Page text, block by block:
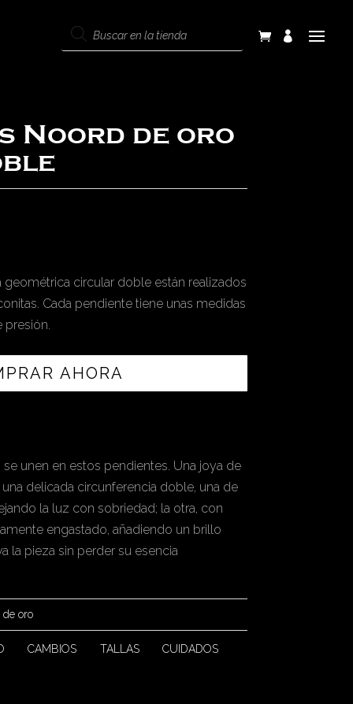
search
Noord de oro
circular doble están realizados
Cada pendiente tiene unas medidas
presión.
AHORA
unen en estos pendientes. Una joya de
delicada circunferencia doble, una de
la luz con sobriedad; la otra, con
engastado, añadiendo un brillo
la pieza sin perder su esencia
de oro
CAMBIOS TALLAS CUIDADOS